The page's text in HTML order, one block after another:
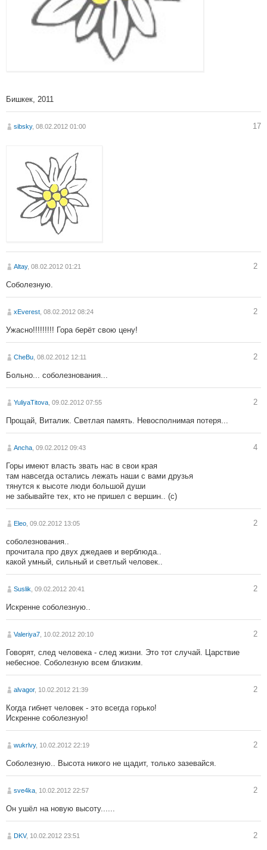
Бишкек, 2011
sibsky, 08.02.2012 01:00 17
Altay, 08.02.2012 01:21 2
Соболезную.
xEverest , 08.02.2012 08:24 2
Ужасно!!!!!!!!! Гора берёт свою цену!
CheBu , 08.02.2012 12:11 2
Больно... соболезнования...
YuliyaTitova , 09.02.2012 07:55 2
Прощай, Виталик. Светлая память. Невосполнимая потеря...
Ancha , 09.02.2012 09:43 4
Горы имеют власть звать нас в свои края
там навсегда остались лежать наши с вами друзья
тянутся к высоте люди большой души
не забывайте тех, кто не пришел с вершин.. (с)
Eleo , 09.02.2012 13:05 2
соболезнования..
прочитала про двух джедаев и верблюда..
какой умный, сильный и светлый человек..
Suslik , 09.02.2012 20:41 2
Искренне соболезную..
Valeriya7 , 10.02.2012 20:10 2
Говорят, след человека - след жизни. Это тот случай. Царствие
небесное. Соболезную всем близким.
alvagor, 10.02.2012 21:39 2
Когда гибнет человек - это всегда горько!
Искренне соболезную!
wukrlvy, 10.02.2012 22:19 2
Соболезную.. Высота никого не щадит, только зазевайся.
sve4ka , 10.02.2012 22:57 2
Он ушёл на новую высоту......
DKV, 10.02.2012 23:51 2